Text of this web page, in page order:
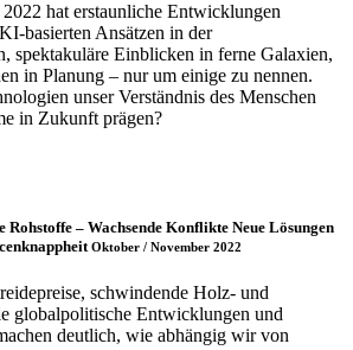
hat erstaunliche Entwicklungen
basierten Ansätzen in der
spektakuläre Einblicken in ferne Galaxien,
in Planung – nur um einige zu nennen.
unser Verständnis des Menschen
in Zukunft prägen?
Rohstoffe – Wachsende Konflikte Neue Lösungen
Oktober / November 2022
schwindende Holz- und
globalpolitische Entwicklungen und
deutlich, wie abhängig wir von